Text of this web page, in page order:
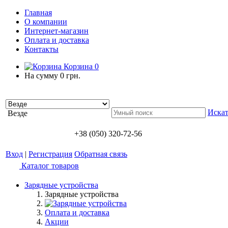
Главная
О компании
Интернет-магазин
Оплата и доставка
Контакты
Корзина 0
На сумму 0 грн.
Везде
+38 (050) 320-72-56
Вход | Регистрация Обратная связь
Каталог товаров
Зарядные устройства
Зарядные устройства
Оплата и доставка
Акции